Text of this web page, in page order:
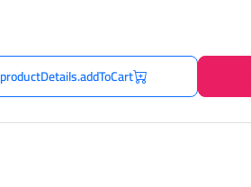
productDetails.addToCart